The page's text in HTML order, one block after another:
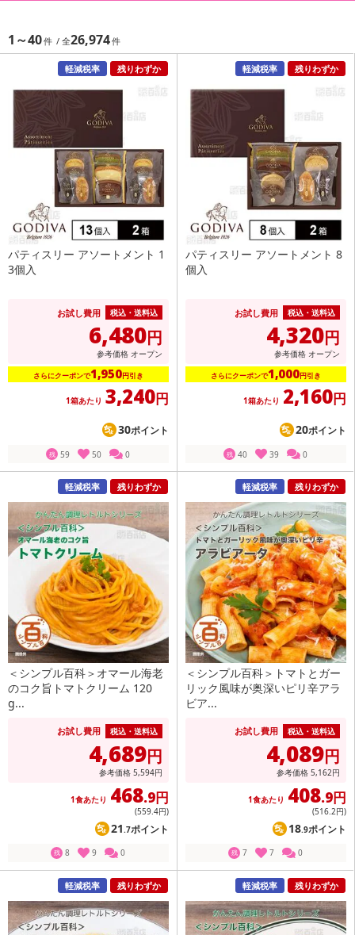
1～40 26,974
軽減税率 残りわずか
パティスリー アソートメント 1
3個入
お試し費用 税込・送料込
6,480円
参考価格 オープン
さらにクーポンで1,950円引き
1箱あたり 3,240円
30ポイント
残 59 50 0
軽減税率 残りわずか
パティスリー アソートメント 8
個入
お試し費用 税込・送料込
4,320円
参考価格 オープン
さらにクーポンで1,000円引き
1箱あたり 2,160円
20ポイント
残 40 39 0
軽減税率 残りわずか
＜シンプル百科＞オマール海老
のコク旨トマトクリーム 120
g...
お試し費用 税込・送料込
4,689円
参考価格 5,594円
1食あたり 468.9円
(559.4円)
21 .7ポイント
残 8 9 0
軽減税率 残りわずか
＜シンプル百科＞トマトとガー
リック風味が奥深いピリ辛アラ
ビア...
お試し費用 税込・送料込
4,089円
参考価格 5,162円
1食あたり 408.9円
(516.2円)
18.9ポイント
残 7 7 0
軽減税率 残りわずか 軽減税率 残りわずか